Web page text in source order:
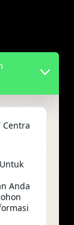
—
Centra
Anda